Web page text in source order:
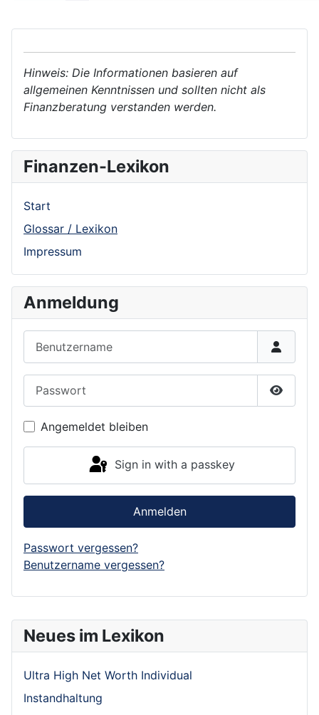
Neues im Lexikon
Ultra High Net Worth Individual
Instandhaltung
Hinweis: Die Informationen basieren auf
allgemeinen Kenntnissen und sollten nicht als
Finanzberatung verstanden werden.
Finanzen-Lexikon
Start
Glossar / Lexikon
Impressum
Anmeldung
Show
Angemeldet bleiben
Sign in with a passkey
Anmelden
Passwort vergessen?
Benutzername vergessen?